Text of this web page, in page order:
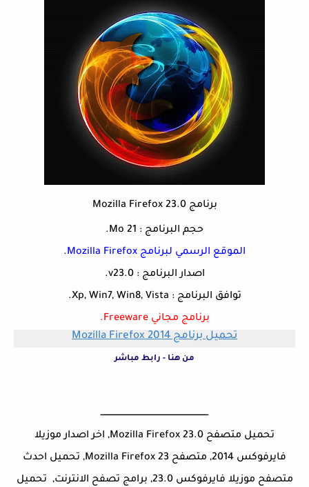
برنامج Mozilla Firefox 23.0
حجم البرنامج : 21 Mo.
الموقع الرسمي لبرنامج Mozilla Firefox
.
اصدار البرنامج : v23.0.
توافق البرنامج : Xp, Win7, Win8, Vista.
برنامج مجاني Freeware
.
تحميل برنامجMozilla Firefox 2014
من هنا - رابط مباشر
ــــــــــــــــــــــــــــــــــــــــــــــــــــــــــــــــــــــــــــــ
تحميل متصفح Mozilla Firefox 23.0, اخر اصدار موزيلا
فايرفوكس 2014, متصفح Mozilla Firefox 23, تحميل احدث
متصفح موزيلا فايرفوكس 23.0, برامج تصفح الانترنت, تحميل